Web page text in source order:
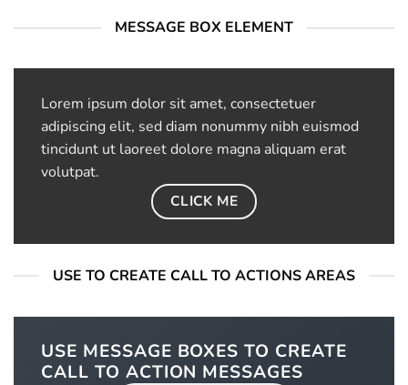
MESSAGE BOX ELEMENT
Lorem ipsum dolor sit amet, consectetuer
adipiscing elit, sed diam nonummy nibh euismod
tincidunt ut laoreet dolore magna aliquam erat
volutpat.
CLICK ME
USE TO CREATE CALL TO ACTIONS AREAS
USE MESSAGE BOXES TO CREATE
CALL TO ACTION MESSAGES